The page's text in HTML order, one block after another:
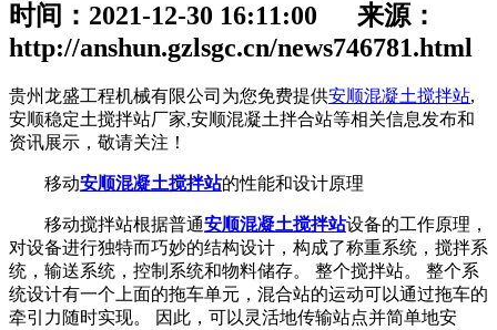
时间：2021-12-30 16:11:00 来源：
http://anshun.gzlsgc.cn/news746781.html
贵州龙盛工程机械有限公司为您免费提供安顺混凝土搅拌站,
安顺稳定土搅拌站厂家,安顺混凝土拌合站等相关信息发布和
资讯展示，敬请关注！
移动安顺混凝土搅拌站的性能和设计原理
移动搅拌站根据普通安顺混凝土搅拌站设备的工作原理，
对设备进行独特而巧妙的结构设计，构成了称重系统，搅拌系
统，输送系统，控制系统和物料储存。 整个搅拌站。 整个系
统设计有一个上面的拖车单元，混合站的运动可以通过拖车的
牵引力随时实现。 因此，可以灵活地传输站点并简单地安